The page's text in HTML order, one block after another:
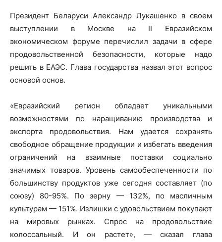
Президент Беларуси Александр Лукашенко в своем
выступлении в Москве на II Евразийском
экономическом форуме перечислил задачи в сфере
продовольственной безопасности, которые надо
решить в ЕАЭС. Глава государства назвал этот вопрос
основой основ.
«Евразийский регион обладает уникальными
возможностями по наращиванию производства и
экспорта продовольствия. Нам удается сохранять
свободное обращение продукции и избегать введения
ограничений на взаимные поставки социально
значимых товаров. Уровень самообеспеченности по
большинству продуктов уже сегодня составляет (по
союзу) 80-95%. По зерну — 132%, по масличным
культурам — 151%. Излишки с удовольствием покупают
на мировых рынках. Спрос на продовольствие
колоссальный. И он растет», — сказал глава